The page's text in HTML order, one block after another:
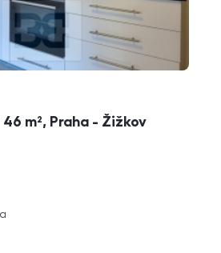
m², Praha - Žižkov